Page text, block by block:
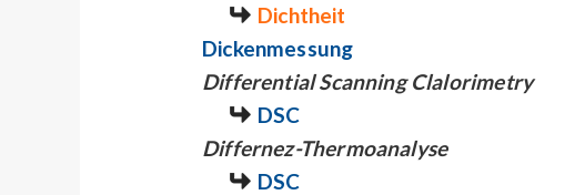
Dichtheit
Dickenmessung
Differential Scanning Clalorimetry
DSC
Differnez-Thermoanalyse
DSC